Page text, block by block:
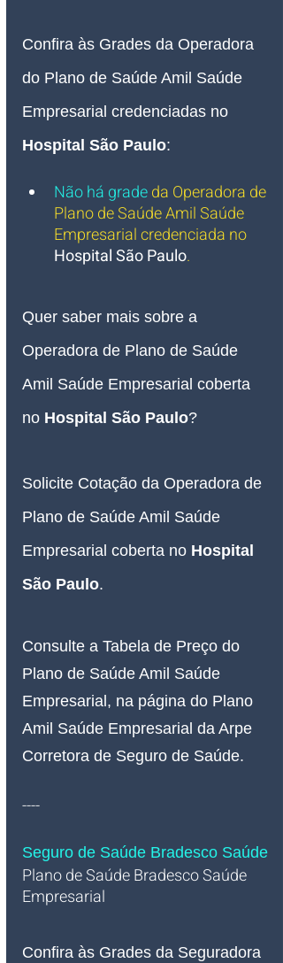
Confira às Grades da Operadora
do Plano de Saúde Amil Saúde
Empresarial credenciadas no
Hospital São Paulo:
Não há gradeda Operadora de
Plano de Saúde Amil Saúde
Empresarial credenciada no
Hospital São Paulo.
Quer saber mais sobre a
Operadora de Plano de Saúde
Amil Saúde Empresarial coberta
no Hospital São Paulo?
Solicite Cotação da Operadora de
Plano de Saúde Amil Saúde
Empresarial coberta no Hospital
São Paulo.
Consulte a Tabela de Preço do
Plano de Saúde Amil Saúde
Empresarial, na página do Plano
Amil Saúde Empresarial da Arpe
Corretora de Seguro de Saúde.
----
Seguro de Saúde Bradesco Saúde
Plano de Saúde Bradesco Saúde
Empresarial
Confira às Grades da Seguradora